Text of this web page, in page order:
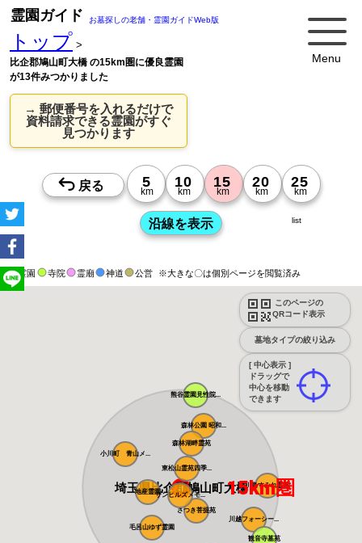
Menu
霊園ガイド お墓探しの老舗・霊園ガイドWeb版
トップ >
比企郡鳩山町大橋 の15km圏に優良霊園
が13件みつかりました
→ 郵便番号を入れるだけで
資料請求できる霊園がすぐ
見つかります
霊園 寺院 霊廟 神道 公営 ※大きな〇は個別ページを閲覧済み
このページの
QRコード表示
墓地タイプの絞り込み
[ 中心表示 ]
ドラッグで
中心を移動
できます
list
川越フォーシー...
観音寺墓苑
森林公園 昭和...
さつき菩提苑
毛呂山ゆず霊園
地産霊園サンヒルズメモ...
森林湖畔霊苑
熊谷霊園見性院...
小川町 青山メ...
東松山霊苑四季...
川島すみれ霊園
埼玉県比企郡鳩山町大橋15km圏